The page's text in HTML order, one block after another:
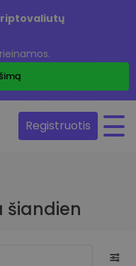
Registruotis
šiandien